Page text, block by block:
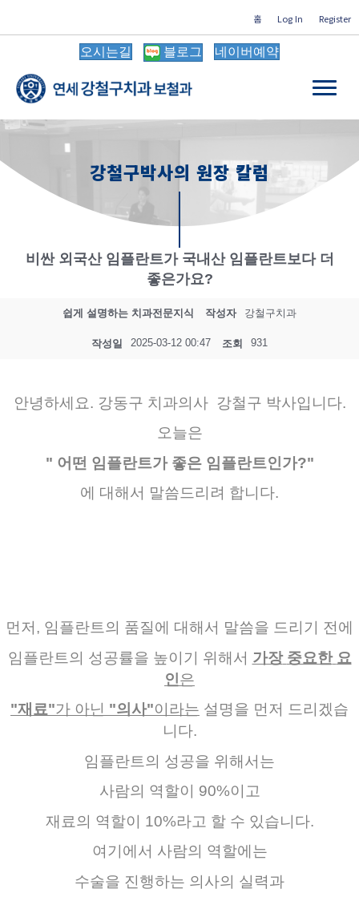
홈 Log In Register
오시는길 블로그 네이버예약
강철구박사의 원장 칼럼
비싼 외국산 임플란트가 국내산 임플란트보다 더
좋은가요?
쉽게 설명하는 치과전문지식 작성자 강철구치과
작성일 2025-03-12 00:47 조회 931
안녕하세요. 강동구 치과의사 강철구 박사입니다.
오늘은
" 어떤 임플란트가 좋은 임플란트인가?"
에
대해서 말씀드리려 합니다.
먼저 , 임플란트의 품질에 대해서 말씀을 드리기
전에
임플란트의 성공률을 높이기 위해서 가장 중요한 요
인은
"재료"가 아닌 "의사"이라는 설명을 먼저 드리겠습
니다.
임플란트의 성공을 위해서는
사람의 역할이 90%이고
재료의 역할이 10%라고 할 수 있습니다.
여기에서 사람의 역할에는
수술을 진행하는 의사의 실력과